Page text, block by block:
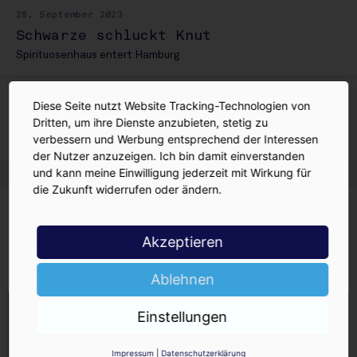
28. September 2023
Schwarze schluckt Knut
Spirituosenhaus entert Hamburg
28. Juli 2022
Katharina Schwarze übernimmt
Artikel aus INSIDE 907
Schwarze & Schlichte Katharina Schwarze
AUF EIN GLAS | DER INSIDE-PODCAST
Diese Seite nutzt Website Tracking-Technologien von
Dritten, um ihre Dienste anzubieten, stetig zu
verbessern und Werbung entsprechend der Interessen
der Nutzer anzuzeigen. Ich bin damit einverstanden
und kann meine Einwilligung jederzeit mit Wirkung für
die Zukunft widerrufen oder ändern.
Akzeptieren
Ablehnen
Einstellungen
Impressum Datenschutzerklärung